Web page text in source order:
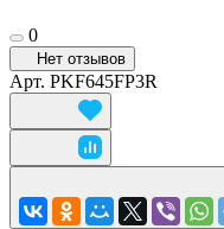
0
Нет отзывов
Арт. PKF645FP3R